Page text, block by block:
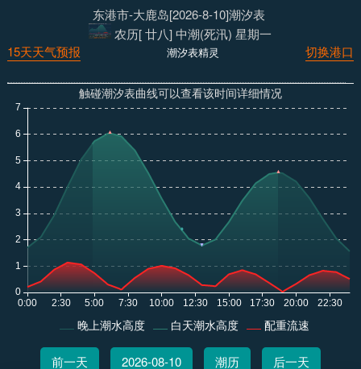
东港市-大鹿岛[2026-8-10]潮汐表
农历[ 廿八] 中潮(死汛) 星期一
切换港口
潮汐表精灵
15天天气预报
触碰潮汐表曲线可以查看该时间详细情况
晚上潮水高度 白天潮水高度 配重流速
前一天 2026-08-10 潮历 后一天